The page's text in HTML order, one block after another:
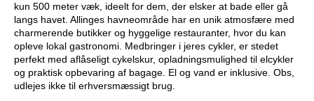
kun 500 meter væk, ideelt for dem, der elsker at bade eller gå
langs havet. Allinges havneområde har en unik atmosfære med
charmerende butikker og hyggelige restauranter, hvor du kan
opleve lokal gastronomi. Medbringer i jeres cykler, er stedet
perfekt med aflåseligt cykelskur, opladningsmulighed til elcykler
og praktisk opbevaring af bagage. El og vand er inklusive. Obs,
udlejes ikke til erhversmæssigt brug.